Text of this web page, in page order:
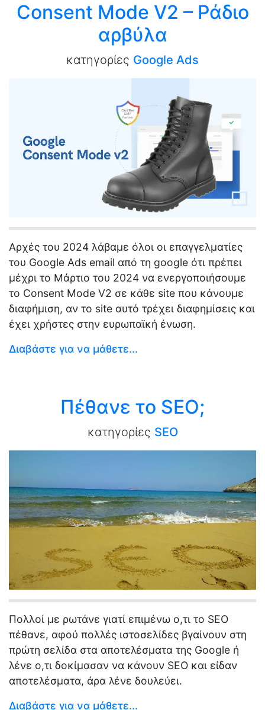
Consent Mode V2 – Ράδιο
αρβύλα
κατηγορίες Google Ads
Αρχές του 2024 λάβαμε όλοι οι επαγγελματίες
του Google Ads email από τη google ότι πρέπει
μέχρι το Μάρτιο του 2024 να ενεργοποιήσουμε
το Consent Mode V2 σε κάθε site που κάνουμε
διαφήμιση, αν το site αυτό τρέχει διαφημίσεις και
έχει χρήστες στην ευρωπαϊκή ένωση.
Διαβάστε για να μάθετε...
Πέθανε το SEO;
κατηγορίες SEO
Πολλοί με ρωτάνε γιατί επιμένω ο,τι το SEO
πέθανε, αφού πολλές ιστοσελίδες βγαίνουν στη
πρώτη σελίδα στα αποτελέσματα της Google ή
λένε ο,τι δοκίμασαν να κάνουν SEO και είδαν
αποτελέσματα, άρα λένε δουλεύει.
Διαβάστε για να μάθετε...